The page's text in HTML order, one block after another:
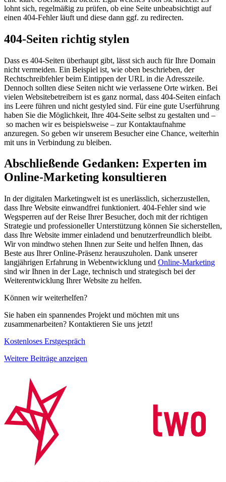
lohnt sich, regelmäßig zu prüfen, ob eine Seite unbeabsichtigt auf
einen 404-Fehler läuft und diese dann ggf. zu redirecten.
404-Seiten richtig stylen
Dass es 404-Seiten überhaupt gibt, lässt sich auch für Ihre Domain
nicht vermeiden. Ein Beispiel ist, wie oben beschrieben, der
Rechtschreibfehler beim Eintippen der URL in die Adresszeile.
Dennoch sollten diese Seiten nicht wie verlassene Orte wirken. Bei
vielen Websitebetreibern ist es ganz normal, dass 404-Seiten einfach
ins Leere führen und nicht gestyled sind. Für eine gute Userführung
haben Sie die Möglichkeit, Ihre 404-Seite selbst zu gestalten und –
so machen wir es beispielsweise – zur Kontaktaufnahme
anzuregen. So geben wir unserem Besucher eine Chance, weiterhin
mit uns in Verbindung zu bleiben.
Abschließende Gedanken: Experten im
Online-Marketing konsultieren
In der digitalen Marketingwelt ist es unerlässlich, sicherzustellen,
dass Ihre Website einwandfrei funktioniert. 404-Fehler sind wie
Wegsperren auf der Reise Ihrer Besucher, doch mit der richtigen
Strategie und professioneller Unterstützung können Sie sicherstellen,
dass Ihre Website immer einladend und benutzerfreundlich bleibt.
Wir von mindtwo stehen Ihnen zur Seite und helfen Ihnen, das
Beste aus Ihrer Online-Präsenz herauszuholen. Dank unserer
langjährigen Erfahrung in Webentwicklung und Online-Marketing
sind wir Ihnen in der Lage, technisch und strategisch bei der
Weiterentwicklung Ihrer Website zu helfen.
Können wir weiterhelfen?
Sie haben ein spannendes Projekt und möchten mit uns
zusammenarbeiten? Kontaktieren Sie uns jetzt!
Kostenloses Erstgespräch
Weitere Beiträge anzeigen